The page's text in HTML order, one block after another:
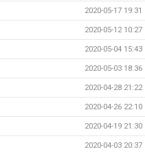
2020-05-17 19:31
2020-05-12 10:27
2020-05-04 15:43
2020-05-03 18:36
2020-04-28 21:22
2020-04-26 22:10
2020-04-19 21:30
2020-04-03 20:37